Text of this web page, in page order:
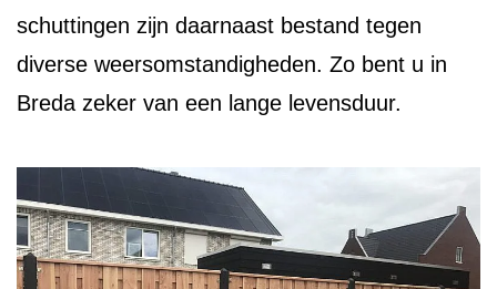
schuttingen zijn daarnaast bestand tegen
diverse weersomstandigheden. Zo bent u in
Breda zeker van een lange levensduur.